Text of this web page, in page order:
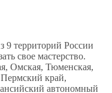
9 территорий России
свое мастерство.
Омская, Тюменская,
Пермский край,
автономный